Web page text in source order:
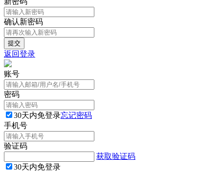
确认新密码
返回登录
账号
密码
30天内免登录忘记密码
手机号
验证码
获取验证码
30天内免登录